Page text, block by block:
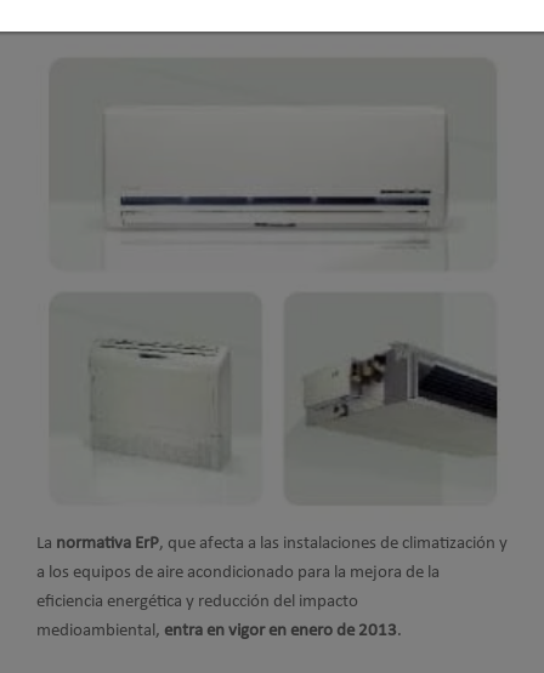
La normativa ErP, que afecta a las instalaciones de climatización y
a los equipos de aire acondicionado para la mejora de la
eficiencia energética y reducción del impacto
medioambiental, entra en vigor en enero de 2013.